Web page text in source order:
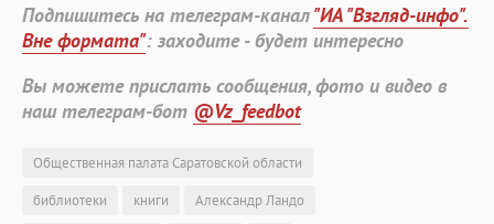
Подпишитесь на телеграм-канал"ИА "Взгляд-инфо".
Вне формата": заходите - будет интересно
Вы можете прислать сообщения, фото и видео в
наш телеграм-бот @Vz_feedbot
Общественная палата Саратовской области
библиотеки
книги
Александр Ландо